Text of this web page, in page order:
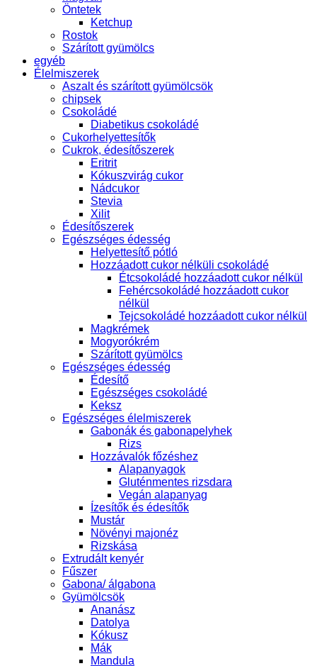
Öntetek
Ketchup
Rostok
Szárított gyümölcs
egyéb
Élelmiszerek
Aszalt és szárított gyümölcsök
chipsek
Csokoládé
Diabetikus csokoládé
Cukorhelyettesítők
Cukrok, édesítőszerek
Eritrit
Kókuszvirág cukor
Nádcukor
Stevia
Xilit
Édesítőszerek
Egészséges édesség
Helyettesítő pótló
Hozzáadott cukor nélküli csokoládé
Étcsokoládé hozzáadott cukor nélkül
Fehércsokoládé hozzáadott cukor
nélkül
Tejcsokoládé hozzáadott cukor nélkül
Magkrémek
Mogyorókrém
Szárított gyümölcs
Egészséges édesség
Édesítő
Egészséges csokoládé
Keksz
Egészséges élelmiszerek
Gabonák és gabonapelyhek
Rizs
Hozzávalók főzéshez
Alapanyagok
Gluténmentes rizsdara
Vegán alapanyag
Ízesítők és édesítők
Mustár
Növényi majonéz
Rizskása
Extrudált kenyér
Fűszer
Gabona/ álgabona
Gyümölcsök
Ananász
Datolya
Kókusz
Mák
Mandula